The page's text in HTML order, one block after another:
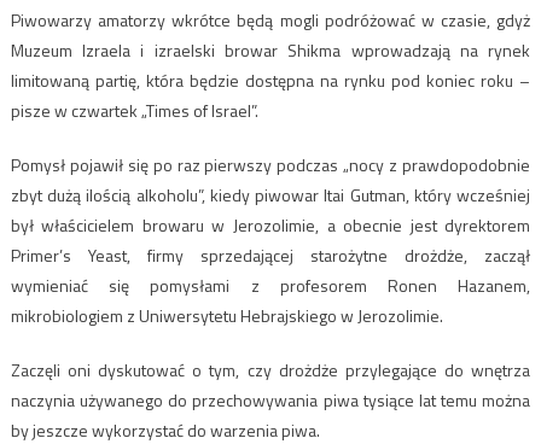
Piwowarzy amatorzy wkrótce będą mogli podróżować w czasie, gdyż
Muzeum Izraela i izraelski browar Shikma wprowadzają na rynek
limitowaną partię, która będzie dostępna na rynku pod koniec roku –
pisze w czwartek „Times of Israel”.
Pomysł pojawił się po raz pierwszy podczas „nocy z prawdopodobnie
zbyt dużą ilością alkoholu”, kiedy piwowar Itai Gutman, który wcześniej
był właścicielem browaru w Jerozolimie, a obecnie jest dyrektorem
Primer’s Yeast, firmy sprzedającej starożytne drożdże, zaczął
wymieniać się pomysłami z profesorem Ronen Hazanem,
mikrobiologiem z Uniwersytetu Hebrajskiego w Jerozolimie.
Zaczęli oni dyskutować o tym, czy drożdże przylegające do wnętrza
naczynia używanego do przechowywania piwa tysiące lat temu można
by jeszcze wykorzystać do warzenia piwa.